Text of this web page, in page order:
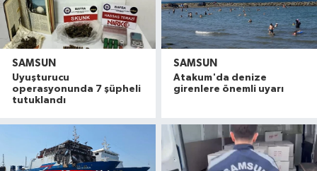
SAMSUN
Uyuşturucu
operasyonunda 7 şüpheli
tutuklandı
SAMSUN
Atakum'da denize
girenlere önemli uyarı